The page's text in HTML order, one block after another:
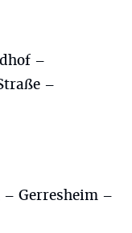
–
–
Gerresheim –